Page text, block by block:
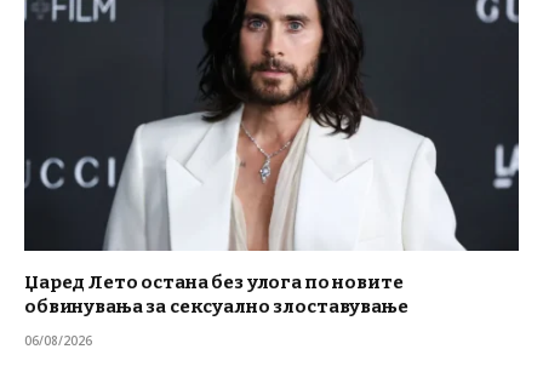
Џаред Лето остана без улога по новите
обвинувања за сексуално злоставување
06/08/2026